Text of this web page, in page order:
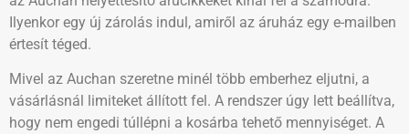
Ilyenkor egy új zárolás indul, amiről az áruház egy e-mailben
értesít téged.
Mivel az Auchan szeretne minél több emberhez eljutni, a
vásárlásnál limiteket állított fel. A rendszer úgy lett beállítva,
hogy nem engedi túllépni a kosárba tehető mennyiséget. A